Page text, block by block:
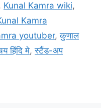
Kunal Kamra wiki,
Kamra
youtuber,कुणाल
हिंदि मे,स्टैंड-अप